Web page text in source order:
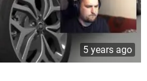
5 years ago